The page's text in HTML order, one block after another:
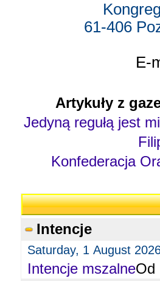
61-406
E-
Artykuły z
Jedyną regułą jest
Konfederacja
Intencje
Saturday, 1 August
Intencje mszalneOd